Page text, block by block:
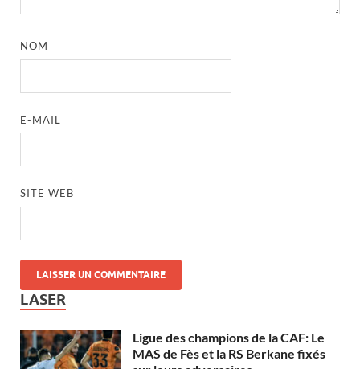
NOM
E-MAIL
SITE WEB
LASER
Ligue des champions de la CAF: Le
MAS de Fès et la RS Berkane fixés